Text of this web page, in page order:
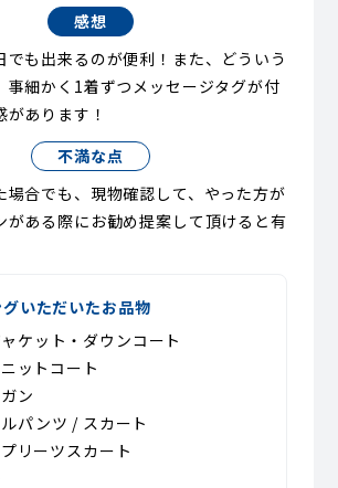
感想
でも出来るのが便利！また、どういう
事細かく1着ずつメッセージタグが付
あります！
不満な点
場合でも、現物確認して、やった方が
がある際にお勧め提案して頂けると有
いただいたお品物
ケット・ダウンコート
ットコート
ン
パンツ / スカート
リーツスカート